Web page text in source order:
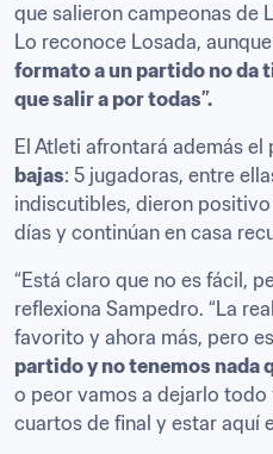
que salieron campeonas de
Lo reconoce Losada,
formato a un partido no da
que salir a por todas”.
El Atleti afrontará además el
bajas: 5 jugadoras, entre
indiscutibles, dieron
días y continúan en casa
“Está claro que no es fácil,
reflexiona Sampedro. “La
favorito y ahora más, pero
partido y no tenemos nada
o peor vamos a dejarlo todo
cuartos de final y estar aquí